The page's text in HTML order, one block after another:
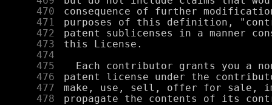
    470
    471
    472
    473
    474
    475
    476
    477
    478